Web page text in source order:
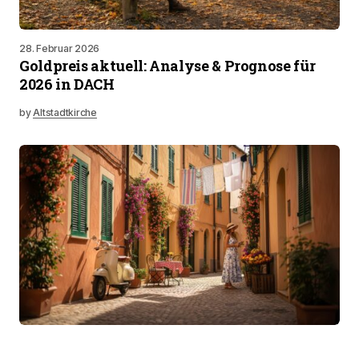
28. Februar 2026
Goldpreis aktuell: Analyse & Prognose für
2026 in DACH
byAltstadtkirche